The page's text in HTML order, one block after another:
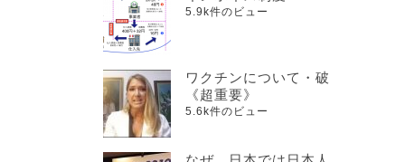
5.9k件のビュー
ワクチンについて・破
《超重要》
5.6k件のビュー